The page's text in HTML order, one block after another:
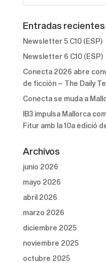
Entradas recientes
Newsletter 5 C10 (ESP)
Newsletter 6 C10 (ESP)
Conecta 2026 abre
de ficción – The Daily
Conecta se muda a
IB3 impulsa Mallorca
Fitur amb la 10a edició
Archivos
junio 2026
mayo 2026
abril 2026
marzo 2026
diciembre 2025
noviembre 2025
octubre 2025